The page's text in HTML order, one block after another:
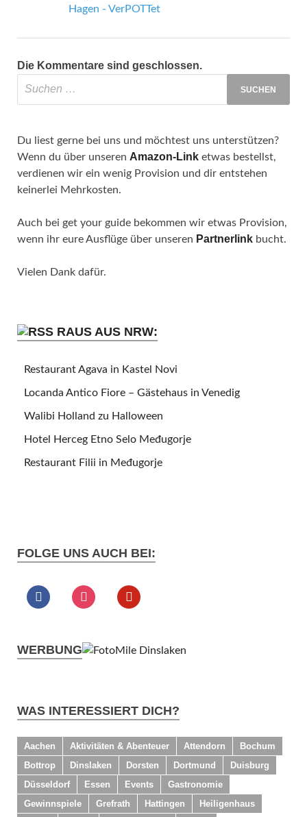
Hagen - VerPOTTet
Die Kommentare sind geschlossen.
Du liest gerne bei uns und möchtest uns unterstützen?
Wenn du über unseren Amazon-Link etwas bestellst,
verdienen wir ein wenig Provision und dir entstehen
keinerlei Mehrkosten.
Auch bei get your guide bekommen wir etwas Provision,
wenn ihr eure Ausflüge über unseren Partnerlink bucht.
Vielen Dank dafür.
RAUS AUS NRW:
Restaurant Agava in Kastel Novi
Locanda Antico Fiore – Gästehaus in Venedig
Walibi Holland zu Halloween
Hotel Herceg Etno Selo Međugorje
Restaurant Filii in Međugorje
FOLGE UNS AUCH BEI:
WERBUNG
WAS INTERESSIERT DICH?
Aachen Aktivitäten & Abenteuer Attendorn
Bochum
Bottrop
Dinslaken Dorsten Dortmund
Duisburg
Düsseldorf
Essen Events
Gastronomie
Gewinnspiele
Grefrath Hattingen
Heiligenhaus